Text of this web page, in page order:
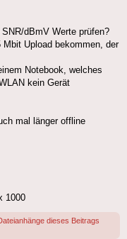
dBmV Werte prüfen?
Upload bekommen, der
Notebook, welches
kein Gerät
mal länger offline
1000
dieses Beitrags